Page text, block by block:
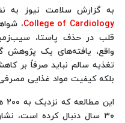
به گزارش سلامت نیوز به
College of Cardiology،
قلب در حذف پاستا،
واقع، یافته‌های یک پژوهش
تغذیه سالم نباید صرفاً بر
بلکه کیفیت مواد غذایی
۳۰ سال دنبال کرده است،